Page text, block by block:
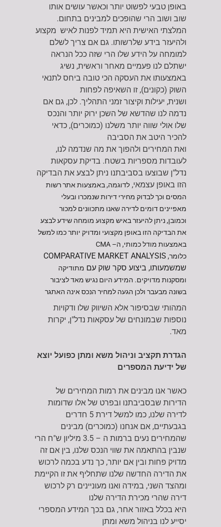
באופן טבעי לפשוט יותר וכאשר עושים אותו
שוב ושוב הרי שהופכים למבינים בתחום.
המלצתי האישית היא תמיד לפנות לאיש מקצוע
ולהיעזר בידע שלרשותו. גם אם צריך לשלם
למומחה על הידע שלו הרי שזה ככל הנראה
ישתלם לנו פעמיים מאחר וראשית, נשיג
באמצעותו את העסקה הכי טובה ביחס לתנאי
השוק (כקונים), זו השאיפה לפחות
ושנית, יעילות וקיצור זמני התהליך. לכן, גם אם
נדמה לנו שהדשא של השכן ירוק יותר והנכס
שלו אולי שווה יותר משלנו (כמוכרים), כדאי
להכיר היטב את הסביבה
ואת המחירים ולהפוך את מה שנדמה לנו,
לעובדות מספריות בשטח. בדיקת עסקאות
נדל"ן שבוצעו בסביבתנו ניתן לבצע את הבדיקה
הזו באופן עצמאי, לדוגמה, באמצעות אתר רשות
המסים וכך לבדוק מחירי דירות שנמכרו ובעלי
מאפיינים דומים לדירה שאנו מתכוונים למכור
וכמובן,ניתן להיעזר באיש מקצוע מומחה שידע לבצע
את הבדיקה הזו באופן מקצועי ומדויק יותר כמו למשל
באמצעות מודל כמותי, ה– CMA
כלומר, COMPARATIVE MARKET ANALYSIS
שמשמעותו, ביצוע סקר שוק עם מתודיקה
ומסקנות מדויקים. המידע היום נגיש מאד לציבור
בשונה מבעבר ולכן הגעה למחיר הנכס אינה האתגר
המהותי שבסיפור אלא השיווק שלו ודקויות
נוספות שבמונחים של עסקאות נדל"ן, יקרות
מאד.
הגדרת תקציב וניהול משא ומתן כפועל יוצא
של ידיעת המספרים
כאשר אנו מבינים את רמות המחירים של
הדירות שבסביבתנו ובפרט של אלו שדומות
לדירה שלנו, כמו למשל דירת 5 חדרים
בגבעתיים, אם אנחנו (כמוכרים) מבינים
שהמחירים נעים ברמות ה – 3.5 מיליון ש"ח הרי
שנבין בהתאמה את שווי הנכס שלנו, בין אם זה
מדויק פחות ובין אם יותר, כך נדע בכמה לרכוש
את הדירה החדשה שלנו שתחליף את זו הקיימת
ומהצד השני, במידה ואנו מעוניינים רק לרכוש
דירה שהרי מכירת הדירה שלנו
היא בכלל באזור אחר, גם בכך המידע המספרי
יסייע לנו בניהול משא ומתן